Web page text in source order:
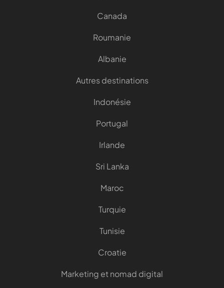
Canada
Roumanie
Albanie
Autres destinations
Indonésie
Portugal
Irlande
Sri Lanka
Maroc
Turquie
Tunisie
Croatie
Marketing et nomad digital